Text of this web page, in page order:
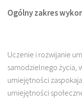
Ogólny zakres
Uczenie i rozwijanie
samodzielnego życia,
umiejętności
umiejętności